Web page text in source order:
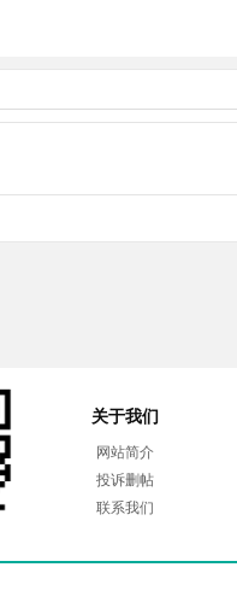
关于我们
网站简介
投诉删帖
联系我们